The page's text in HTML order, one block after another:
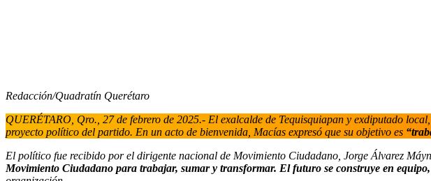
Redacción/Quadratín Querétaro
QUERÉTARO, Qro., 27 de febrero de 2025.- El exalcalde de Tequisquiapan y exdiputado
proyecto político del partido. En un acto de bienvenida, Macías expresó que su objetivo es
El político fue recibido por el dirigente nacional de Movimiento Ciudadano, Jorge Álvarez
Movimiento Ciudadano para trabajar, sumar y transformar. El futuro se construye en